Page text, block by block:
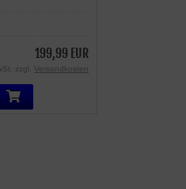
199,99 EUR
zzgl. Versandkosten